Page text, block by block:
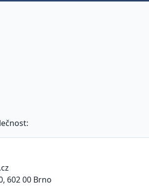
602 00 Brno